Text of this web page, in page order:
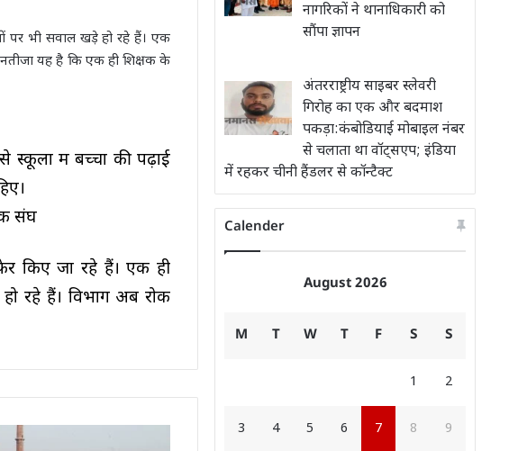
पर भी सवाल खड़े हो रहे हैं। एक
यह है कि एक ही शिक्षक के
स्कूलों में बच्चों की पढ़ाई
संघ
किए जा रहे हैं। एक ही
हो रहे हैं। विभाग अब रोक
नागरिकों ने थानाधिकारी को
सौंपा ज्ञापन
अंतरराष्ट्रीय साइबर स्लेवरी
गिरोह का एक और बदमाश
पकड़ा:कंबोडियाई मोबाइल नंबर
से चलाता था वॉट्सएप; इंडिया
में रहकर चीनी हैंडलर से कॉन्टैक्ट
Calender
August 2026
M T W T F S S
1 2
3 4 5 6 7 8 9